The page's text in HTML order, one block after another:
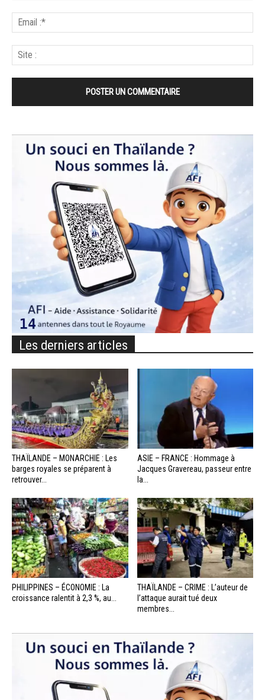
Les derniers articles
THAÏLANDE – MONARCHIE : Les
barges royales se préparent à
retrouver...
ASIE – FRANCE : Hommage à
Jacques Gravereau, passeur entre
la...
PHILIPPINES – ÉCONOMIE : La
croissance ralentit à 2,3 %, au...
THAÏLANDE – CRIME : L’auteur de
l’attaque aurait tué deux
membres...